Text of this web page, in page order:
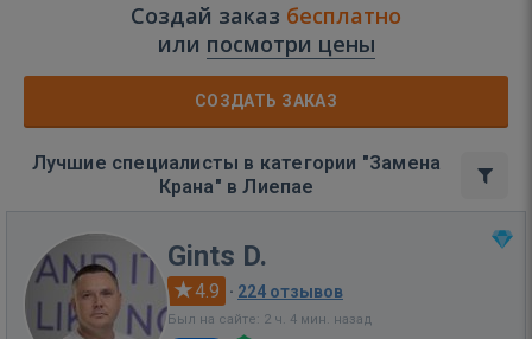
Создай заказ бесплатно
или посмотри цены
СОЗДАТЬ ЗАКАЗ
Лучшие специалисты в категории "Замена
Крана" в Лиепае
Gints D.
4.9 · 224 отзывов
Был на сайте: 2 ч. 4 мин. назад